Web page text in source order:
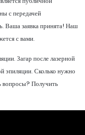
с передачей
Ваша заявка принята! Наш
с вами.
Загар после лазерной
эпиляции. Сколько нужно
вопросы? Получить